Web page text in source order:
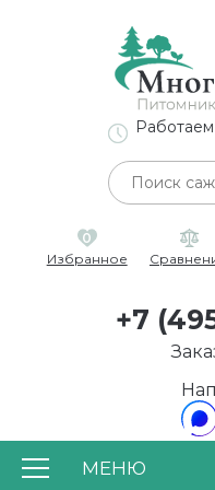
МЕНЮ
0
Избранное
+7